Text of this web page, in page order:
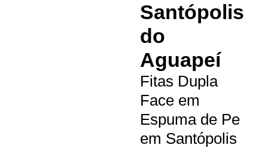
Santópolis
do
Aguapeí
Fitas Dupla
Face em
Espuma de Pe
em Santópolis